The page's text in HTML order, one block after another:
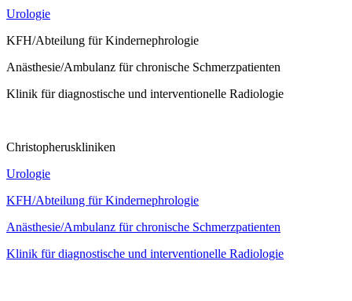
Urologie
KFH/Abteilung für Kindernephrologie
Anästhesie/Ambulanz für chronische Schmerzpatienten
Klinik für diagnostische und interventionelle Radiologie
Christopheruskliniken
Urologie
KFH/Abteilung für Kindernephrologie
Anästhesie/Ambulanz für chronische Schmerzpatienten
Klinik für diagnostische und interventionelle Radiologie